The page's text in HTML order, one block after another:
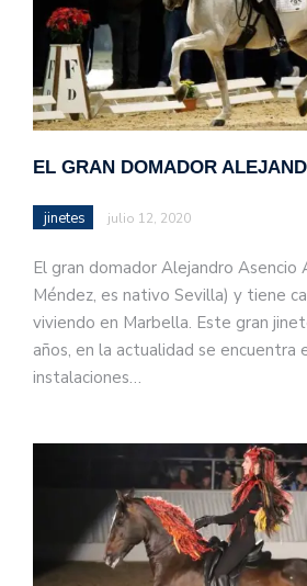
EL GRAN DOMADOR
jinetes julio 12, 2020
El gran domador Alejandro Asencio
Méndez, es nativo Sevilla) y tiene
viviendo en Marbella. Este gran
años, en la actualidad se encuentra
instalaciones…